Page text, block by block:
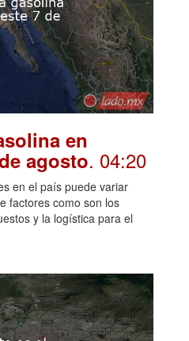
en
agosto. 04:20
en el país puede variar
factores como son los
y la logística para el